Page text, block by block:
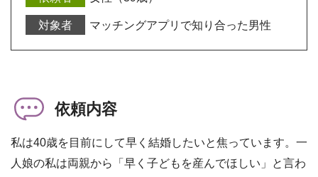
マッチングアプリで知り合った男性
依頼内容
私は40歳を目前にして早く結婚したいと焦っています。一
人娘の私は両親から「早く子どもを産んでほしい」と言わ